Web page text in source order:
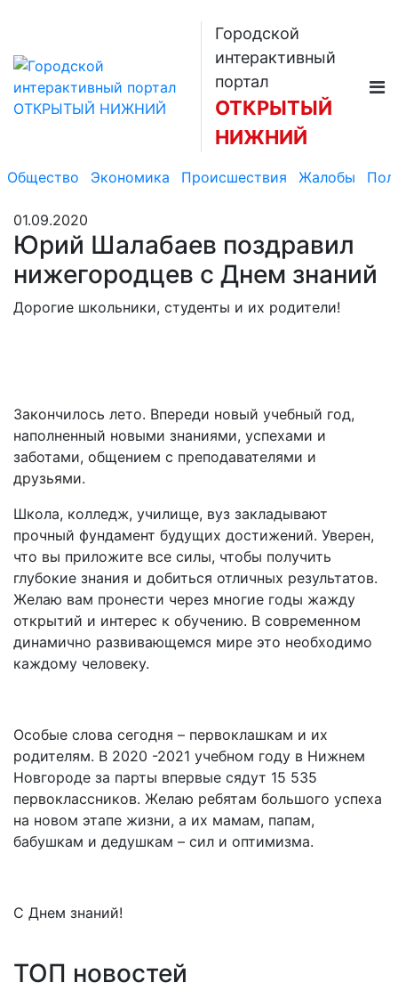
Городской
интерактивный
портал
ОТКРЫТЫЙ
НИЖНИЙ
Общество Экономика Происшествия Жалобы
01.09.2020
Юрий Шалабаев поздравил
нижегородцев с Днем знаний
Дорогие школьники, студенты и их родители!
Закончилось лето. Впереди новый учебный год,
наполненный новыми знаниями, успехами и
заботами, общением с преподавателями и
друзьями.
Школа, колледж, училище, вуз закладывают
прочный фундамент будущих достижений. Уверен,
что вы приложите все силы, чтобы получить
глубокие знания и добиться отличных результатов.
Желаю вам пронести через многие годы жажду
открытий и интерес к обучению. В современном
динамично развивающемся мире это необходимо
каждому человеку.
Особые слова сегодня – первоклашкам и их
родителям. В 2020 -2021 учебном году в Нижнем
Новгороде за парты впервые сядут 15 535
первоклассников. Желаю ребятам большого успеха
на новом этапе жизни, а их мамам, папам,
бабушкам и дедушкам – сил и оптимизма.
С Днем знаний!
ТОП новостей